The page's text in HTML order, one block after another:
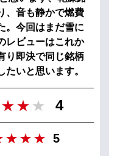
、音も静かで燃費
。今回はまだ雪に
レビューはこれか
り即決で同じ銘柄
いと思います。
4
5